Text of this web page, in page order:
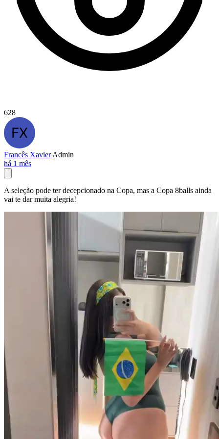
628
Francês XavierAdmin
há 1 mês
A seleção pode ter decepcionado na Copa, mas a Copa 8balls ainda
vai te dar muita alegria!